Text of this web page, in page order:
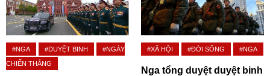
#NGA #DUYỆT BINH
#NGÀY
CHIẾN THẮNG
#XÃ HỘI #ĐỜI SỐNG #NGA
Nga tổng duyệt duyệt binh